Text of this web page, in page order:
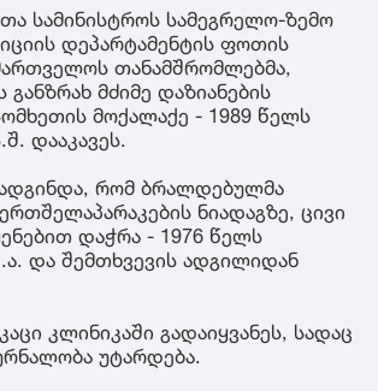
სამინისტროს სამეგრელო-ზემო
დეპარტამენტის ფოთის
თანამშრომლებმა,
მძიმე დაზიანების
მოქალაქე - 1989 წელს
დააკავეს.
რომ ბრალდებულმა
ნიადაგზე, ცივი
დაჭრა - 1976 წელს
და შემთხვევის ადგილიდან
კლინიკაში გადაიყვანეს, სადაც
უტარდება.